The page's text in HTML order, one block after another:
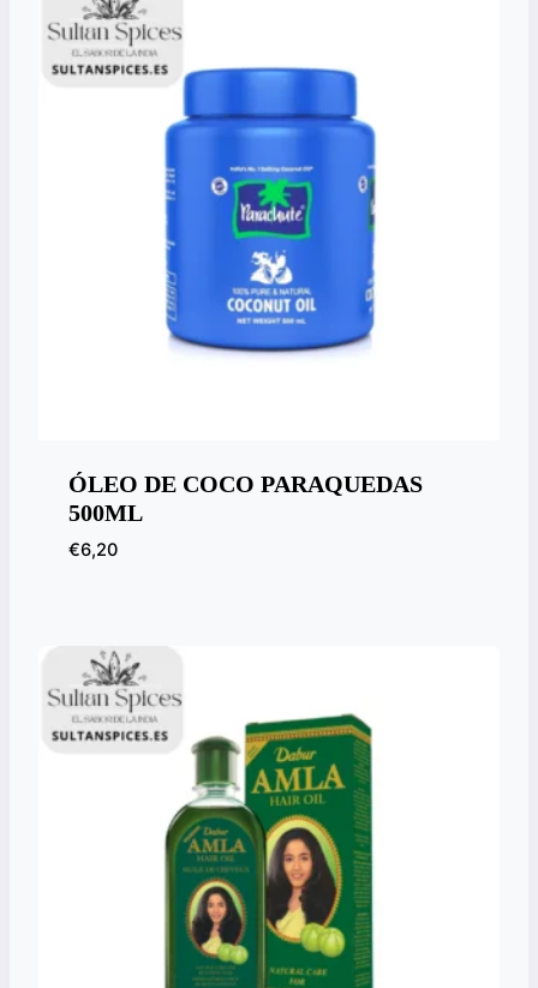
ÓLEO DE COCO PARAQUEDAS
500ML
€6,20